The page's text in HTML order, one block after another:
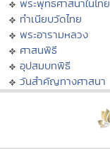
พระพุทธศาสนาในไทย
ทำเนียบวัดไทย
พระอารามหลวง
ศาสนพิธี
อุปสมบทพิธี
วันสำคัญทางศาสนา